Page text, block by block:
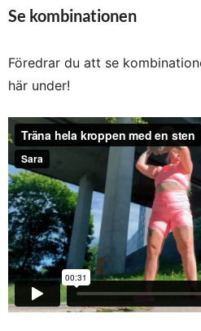
Se kombinationen
Föredrar du att se
här under!